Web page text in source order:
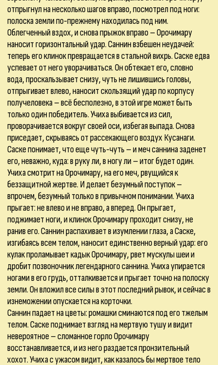
отпрыгнул на несколько шагов вправо, посмотрел под ноги:
полоска земли по-прежнему находилась под ним.
Облегченный вздох, и снова прыжок вправо – Орочимару
наносит горизонтальный удар. Саннин взбешен неудачей:
теперь его клинок превращается в стальной вихрь. Саске едва
успевает от него уворачиваться. Он обтекает его, словно
вода, проскальзывает снизу, чуть не лишившись головы,
отпрыгивает влево, наносит скользящий удар по корпусу
получеловека – всё бесполезно, в этой игре может быть
только один победитель. Учиха выбивается из сил,
проворачивается вокруг своей оси, избегая выпада. Снова
приседает, скрываясь от рассекающего воздух Кусанаги.
Саске понимает, что еще чуть-чуть – и меч саннина заденет
его, неважно, куда: в руку ли, в ногу ли – итог будет один.
Учиха смотрит на Орочимару, на его меч, рвущийся к
беззащитной жертве. И делает безумный поступок –
впрочем, безумный только в привычном понимании. Учиха
прыгает: не влево и не вправо, а вперед. Он прыгает,
поджимает ноги, и клинок Орочимару проходит снизу, не
ранив его. Саннин распахивает в изумлении глаза, а Саске,
изгибаясь всем телом, наносит единственно верный удар: его
кулак проламывает кадык Орочимару, рвет мускулы шеи и
дробит позвоночник легендарного саннина. Учиха упирается
ногами в его грудь, отталкивается и прыгает точно на полоску
земли. Он вложил все силы в этот последний рывок, и сейчас в
изнеможении опускается на корточки.
Саннин падает на цветы: ромашки сминаются под его тжелым
телом. Саске поднимает взгляд на мертвую тушу и видит
невероятное – сломанное горло Орочимару
восстанавливается, и из него раздается пронзительный
хохот. Учиха с ужасом видит, как казалось бы мертвое тело